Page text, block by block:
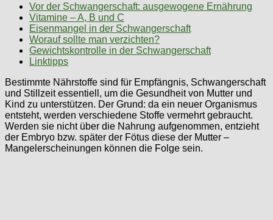
Vor der Schwangerschaft: ausgewogene Ernährung
Vitamine – A, B und C
Eisenmangel in der Schwangerschaft
Worauf sollte man verzichten?
Gewichtskontrolle in der Schwangerschaft
Linktipps
Bestimmte Nährstoffe sind für Empfängnis, Schwangerschaft
und Stillzeit essentiell, um die Gesundheit von Mutter und
Kind zu unterstützen. Der Grund: da ein neuer Organismus
entsteht, werden verschiedene Stoffe vermehrt gebraucht.
Werden sie nicht über die Nahrung aufgenommen, entzieht
der Embryo bzw. später der Fötus diese der Mutter –
Mangelerscheinungen können die Folge sein.